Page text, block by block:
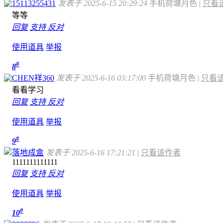
15113255431 发表于 2025-6-15 20:29:24 手机荷塘月色 | 只看
等等
回复 支持 反对
使用道具 举报
8#
CHEN祥360 发表于 2025-6-16 03:17:00 手机荷塘月色 | 只看
看看学习
回复 支持 反对
使用道具 举报
9#
落地成盒 发表于 2025-6-16 17:21:21 | 只看该作者
1111111111111
回复 支持 反对
使用道具 举报
10#